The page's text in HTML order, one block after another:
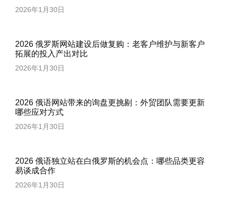
2026年1月30日
2026 俄罗斯网站建设后做复购：老客户维护与新客户
拓展的投入产出对比
2026年1月30日
2026 俄语网站带来的询盘更挑剔：外贸团队需要更新
哪些应对方式
2026年1月30日
2026 俄语独立站在白俄罗斯的机会点：哪些品类更容
易谈成合作
2026年1月30日